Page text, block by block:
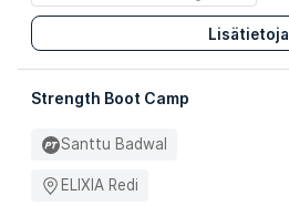
Lisätietoja
Strength Boot Camp
Santtu Badwal
ELIXIA Redi